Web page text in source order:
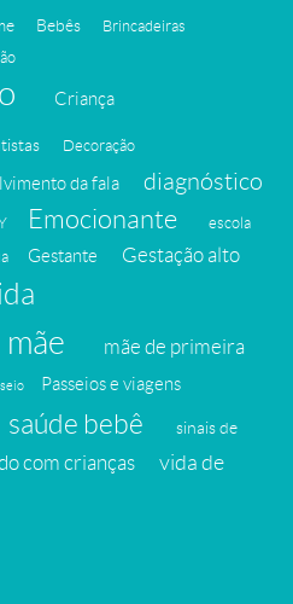
Bebês Brincadeiras
Criança
Decoração
da fala
diagnóstico
Emocionante escola
Gestante
Gestação alto
mãe
mãe de primeira
Passeios e viagens
saúde bebê
sinais de
com crianças
vida de